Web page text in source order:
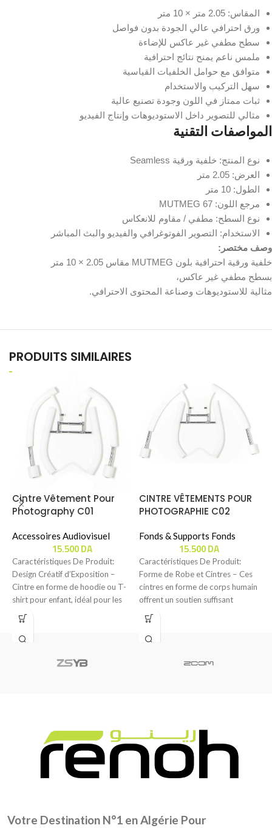
المقاس: 2.05 متر × 10 متر
ورق احترافي عالي الجودة بدون فواصل
سطح مطفي غير عاكس للإضاءة
ملمس ناعم يمنح نتائج احترافية
متوافق مع حوامل الخلفيات القياسية
سهل التركيب والاستخدام
ثبات ممتاز في اللون وجودة تصنيع عالية
مثالي للتصوير داخل الاستوديوهات وإنتاج الفيديو
المواصفات التقنية
نوع المنتج: خلفية ورقية Seamless
العرض: 2.05 متر
الطول: 10 متر
مرجع اللون: 67 MUTMEG
نوع السطح: مطفي / مقاوم للانعكاس
الاستخدام: التصوير الفوتوغرافي والفيديو والبث المباشر
وصف مختصر:
خلفية ورقية احترافية بلون MUTMEG مقاس 2.05 × 10 متر
بسطح مطفي غير عاكس،
مثالية للاستوديوهات وصناعة المحتوى الاحترافي.
PRODUITS SIMILAIRES
Cintre Vêtement Pour
Photography C01
Enfants »
Accessoires Audiovisuel
15.500DA
Caractéristiques De Produit:‬
Design Créatif d’Exposition –
Cintre en forme de hoodie ou T-
shirt pour enfant, idéal pour les
shootings,
CINTRE VÊTEMENTS POUR
PHOTOGRAPHIE C02
Fonds & Supports Fonds
15.500DA
Caractéristiques De Produit:
Forme de Robe et Cintres – Ces
cintres en forme de corps humain
offrent un soutien suffisant
Votre Destination N°1 en Algérie Pour